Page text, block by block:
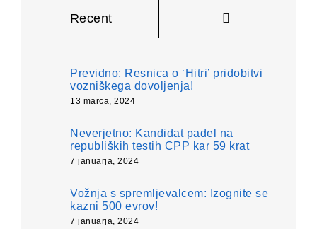
Recent
Previdno: Resnica o ‘Hitri’ pridobitvi
vozniškega dovoljenja!
13 marca, 2024
Neverjetno: Kandidat padel na
republiških testih CPP kar 59 krat
7 januarja, 2024
Vožnja s spremljevalcem: Izognite se
kazni 500 evrov!
7 januarja, 2024